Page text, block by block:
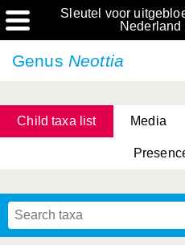
Sleutel voor
Genus Neottia
Child taxa list Media